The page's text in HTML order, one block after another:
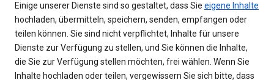
Einige unserer Dienste sind so gestaltet, dass Sie eigene Inhalte
hochladen, übermitteln, speichern, senden, empfangen oder
teilen können. Sie sind nicht verpflichtet, Inhalte für unsere
Dienste zur Verfügung zu stellen, und Sie können die Inhalte,
die Sie zur Verfügung stellen möchten, frei wählen. Wenn Sie
Inhalte hochladen oder teilen, vergewissern Sie sich bitte, dass